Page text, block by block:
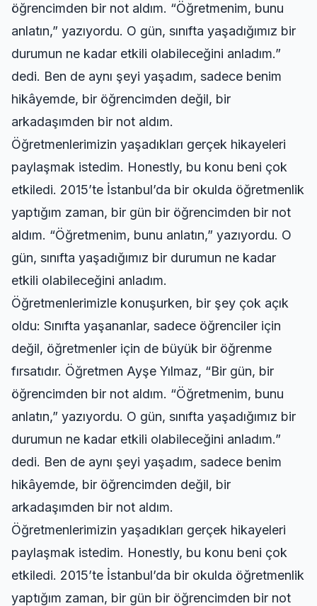
öğrencimden bir not aldım. “Öğretmenim, bunu
anlatın,” yazıyordu. O gün, sınıfta yaşadığımız bir
durumun ne kadar etkili olabileceğini anladım.”
dedi. Ben de aynı şeyi yaşadım, sadece benim
hikâyemde, bir öğrencimden değil, bir
arkadaşımden bir not aldım.
Öğretmenlerimizin yaşadıkları gerçek hikayeleri
paylaşmak istedim. Honestly, bu konu beni çok
etkiledi. 2015’te İstanbul’da bir okulda öğretmenlik
yaptığım zaman, bir gün bir öğrencimden bir not
aldım. “Öğretmenim, bunu anlatın,” yazıyordu. O
gün, sınıfta yaşadığımız bir durumun ne kadar
etkili olabileceğini anladım.
Öğretmenlerimizle konuşurken, bir şey çok açık
oldu: Sınıfta yaşananlar, sadece öğrenciler için
değil, öğretmenler için de büyük bir öğrenme
fırsatıdır. Öğretmen Ayşe Yılmaz, “Bir gün, bir
öğrencimden bir not aldım. “Öğretmenim, bunu
anlatın,” yazıyordu. O gün, sınıfta yaşadığımız bir
durumun ne kadar etkili olabileceğini anladım.”
dedi. Ben de aynı şeyi yaşadım, sadece benim
hikâyemde, bir öğrencimden değil, bir
arkadaşımden bir not aldım.
Öğretmenlerimizin yaşadıkları gerçek hikayeleri
paylaşmak istedim. Honestly, bu konu beni çok
etkiledi. 2015’te İstanbul’da bir okulda öğretmenlik
yaptığım zaman, bir gün bir öğrencimden bir not